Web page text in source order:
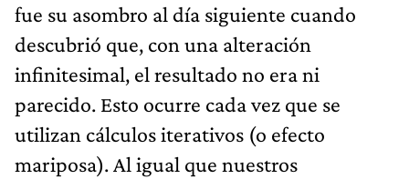
fue su asombro al día siguiente cuando
descubrió que, con una alteración
infinitesimal, el resultado no era ni
parecido. Esto ocurre cada vez que se
utilizan cálculos iterativos (o efecto
mariposa). Al igual que nuestros